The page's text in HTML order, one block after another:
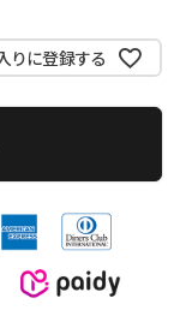
りに登録する